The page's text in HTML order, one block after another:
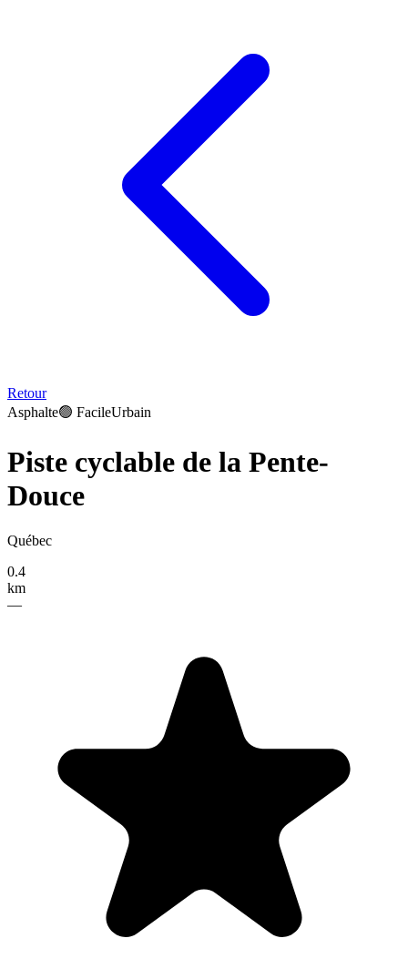
Retour
Asphalte🟢 FacileUrbain
Piste cyclable de la Pente-
Douce
Québec
0.4
km
—